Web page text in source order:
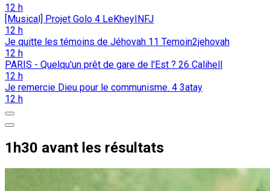
12 h
[Musical] Projet Golo 4 LeKheyINFJ
12 h
Je quitte les témoins de Jéhovah 11 Temoin2jehovah
12 h
PARIS - Quelqu'un prêt de gare de l'Est ? 26 Calihell
12 h
Je remercie Dieu pour le communisme. 4 3atay
12 h
1h30 avant les résultats